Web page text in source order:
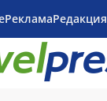
РекламаРедакция